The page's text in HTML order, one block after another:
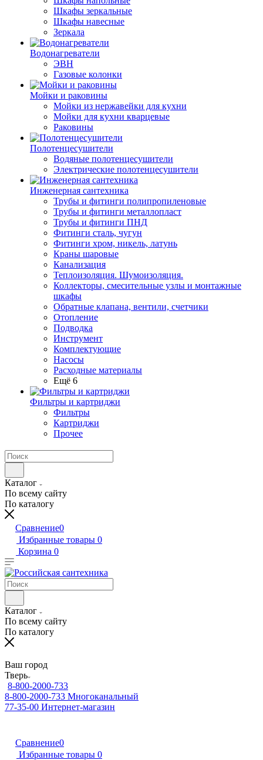
Шкафы зеркальные
Шкафы навесные
Зеркала
Водонагреватели
ЭВН
Газовые колонки
Мойки и раковины
Мойки из нержавейки для кухни
Мойки для кухни кварцевые
Раковины
Полотенцесушители
Водяные полотенцесушители
Электрические полотенцесушители
Инженерная сантехника
Трубы и фитинги полипропиленовые
Трубы и фитинги металлопласт
Трубы и фитинги ПНД
Фитинги сталь, чугун
Фитинги хром, никель, латунь
Краны шаровые
Канализация
Теплоизоляция. Шумоизоляция.
Коллекторы, смесительные узлы и монтажные
шкафы
Обратные клапана, вентили, счетчики
Отопление
Подводка
Инструмент
Комплектующие
Насосы
Расходные материалы
Ещё 6
Фильтры и картриджи
Фильтры
Картриджи
Прочее
Каталог
По всему сайту
По каталогу
Сравнение0
Избранные товары 0
Корзина 0
Каталог
По всему сайту
По каталогу
Ваш город
Тверь
8-800-2000-733
8-800-2000-733 Многоканальный
77-35-00 Интернет-магазин
Сравнение0
Избранные товары 0